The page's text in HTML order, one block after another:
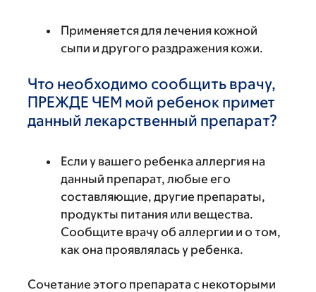
Применяется для лечения кожной
сыпи и другого раздражения кожи.
Что необходимо сообщить врачу,
ПРЕЖДЕ ЧЕМ мой ребенок примет
данный лекарственный препарат?
Если у вашего ребенка аллергия на
данный препарат, любые его
составляющие, другие препараты,
продукты питания или вещества.
Сообщите врачу об аллергии и о том,
как она проявлялась у ребенка.
Сочетание этого препарата с некоторыми